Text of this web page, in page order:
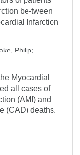
be-tween
Infarction
Philip;
Myocardial
all cases of
(AMI) and
(CAD) deaths.